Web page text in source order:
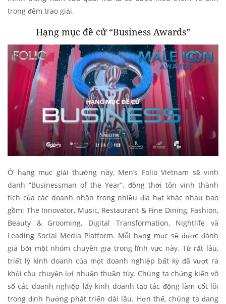
trong đêm trao giải.
Hạng mục đề cử “Business Awards”
Ở hạng mục giải thưởng này, Men’s Folio Vietnam sẽ vinh
danh “Businessman of the Year”, đồng thời tôn vinh thành
tích của các doanh nhân trong nhiều địa hạt khác nhau bao
gồm: The Innovator, Music, Restaurant & Fine Dining, Fashion,
Beauty & Grooming, Digital Transformation, Nightlife và
Leading Social Media Platform. Mỗi hạng mục sẽ được đánh
giá bởi một nhóm chuyên gia trong lĩnh vực này. Từ rất lâu,
triết lý kinh doanh của một doanh nghiệp bất kỳ đã vượt ra
khỏi câu chuyện lợi nhuận thuần túy. Chúng ta chứng kiến vô
số các doanh nghiệp lấy kinh doanh tạo tác động làm cốt lõi
trong định hướng phát triển dài lâu. Hơn thế, chúng ta đang